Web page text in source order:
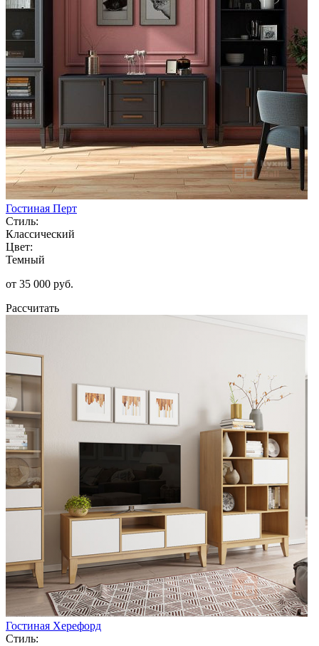
Гостиная Перт
Стиль:
Классический
Цвет:
Темный
от 35 000 руб.
Рассчитать
Гостиная Херефорд
Стиль: